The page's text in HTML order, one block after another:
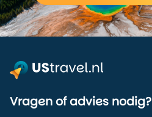
Vragen of advies nodig?